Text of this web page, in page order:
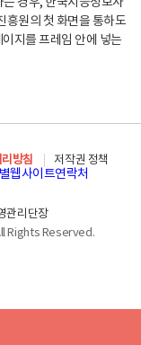
흥원의 첫 화면을 통하도
지를 프레임 안에 넣는
방침
저작권 정책
웹사이트연락처
관리단장
Rights Reserved.